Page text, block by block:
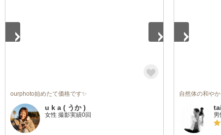
ourphoto始めたて価格です✨
u k a ( うか )
女性 撮影実績0回
自然体の和や